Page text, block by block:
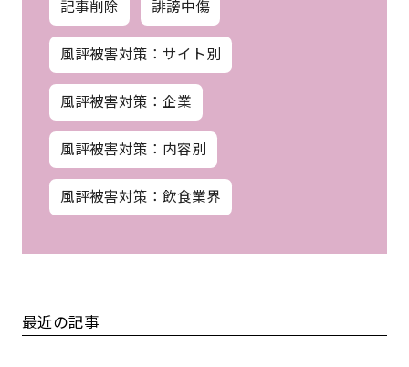
記事削除 誹謗中傷
風評被害対策：サイト別
風評被害対策：企業
風評被害対策：内容別
風評被害対策：飲食業界
最近の記事